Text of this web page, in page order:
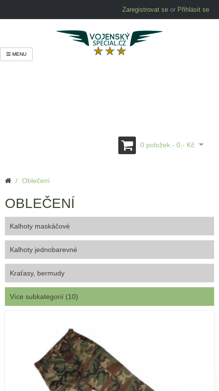
Zaregistrovat se or Přihlásit se
0 položek - 0,- Kč
MENU
Oblečení
OBLEČENÍ
Kalhoty maskáčové
Kalhoty jednobarevné
Kraťasy, bermudy
Více subkategorií (10)